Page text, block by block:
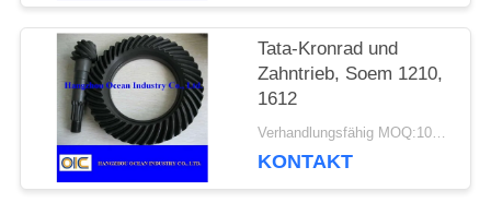
Tata-Kronrad und
Zahntrieb, Soem 1210,
1612
Verhandlungsfähig MOQ:100 Stück
KONTAKT